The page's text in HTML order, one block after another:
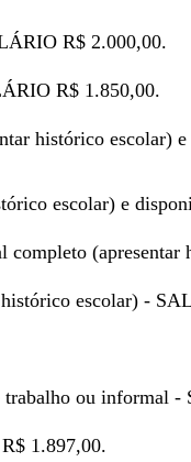
R$ 2.000,00.
R$ 1.850,00.
histórico
escolar) e
completo
escolar) -
trabalho ou informal
1.897,00.